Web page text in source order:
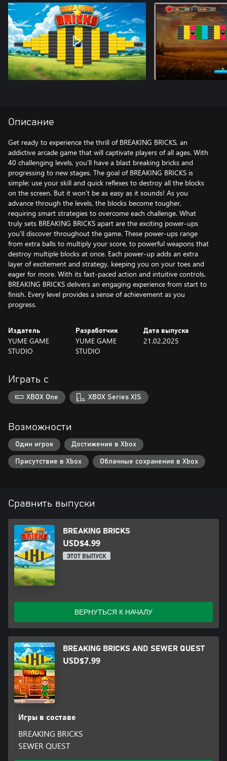
Описание
Get ready to experience the thrill of BREAKING BRICKS, an
addictive arcade game that will captivate players of all ages. With
40 challenging levels, you’ll have a blast breaking bricks and
progressing to new stages. The goal of BREAKING BRICKS is
simple: use your skill and quick reflexes to destroy all the blocks
on the screen. But it won’t be as easy as it sounds! As you
advance through the levels, the blocks become tougher,
requiring smart strategies to overcome each challenge. What
truly sets BREAKING BRICKS apart are the exciting power-ups
you’ll discover throughout the game. These power-ups range
from extra balls to multiply your score, to powerful weapons that
destroy multiple blocks at once. Each power-up adds an extra
layer of excitement and strategy, keeping you on your toes and
eager for more. With its fast-paced action and intuitive controls,
BREAKING BRICKS delivers an engaging experience from start to
finish. Every level provides a sense of achievement as you
progress.
Издатель
YUME GAME
STUDIO
Разработчик
YUME GAME
STUDIO
Дата выпуска
21.02.2025
Играть с
XBOX One XBOX Series X|S
Возможности
Один игрок Достижения в Xbox
Присутствие в Xbox Облачные сохранения в Xbox
Сравнить выпуски
BREAKING BRICKS
USD$4.99
ЭТОТ ВЫПУСК
ВЕРНУТЬСЯ К НАЧАЛУ
BREAKING BRICKS AND SEWER QUEST
USD$7.99
Игры в составе
BREAKING BRICKS
SEWER QUEST